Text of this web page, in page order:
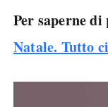
Per saperne di
Natale. Tutto